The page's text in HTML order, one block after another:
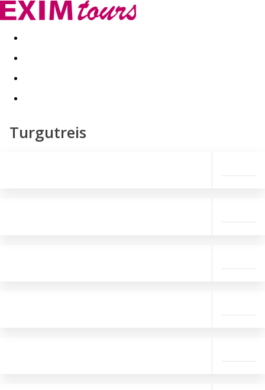
Akční nabídky Last minute
Turgutreis